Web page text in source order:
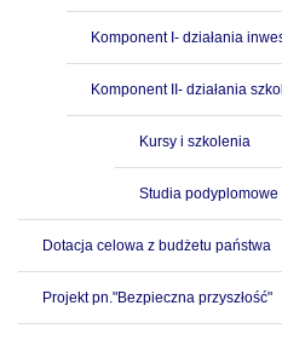
Komponent I- działania
Komponent II- działania
Kursy i szkolenia
Studia podyplomowe
Dotacja celowa z budżetu państwa
Projekt pn."Bezpieczna przyszłość"